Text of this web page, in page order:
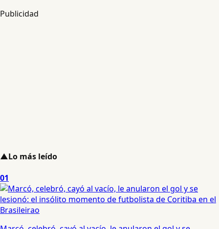
Publicidad
▲Lo más leído
01